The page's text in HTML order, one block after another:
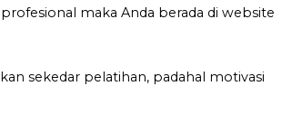
maka Anda berada di website
sekedar pelatihan, padahal motivasi